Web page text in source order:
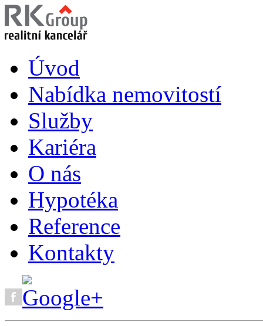
Úvod
Nabídka nemovitostí
Služby
Kariéra
O nás
Hypotéka
Reference
Kontakty